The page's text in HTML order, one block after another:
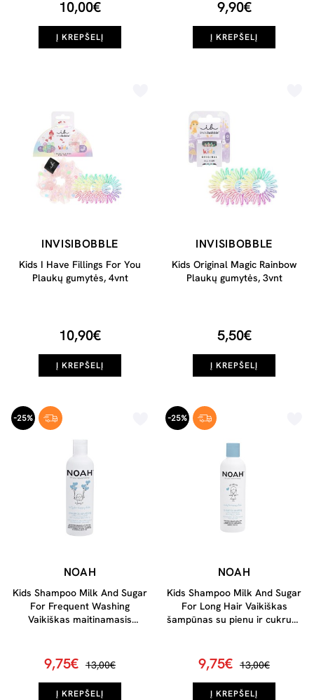
10,00€
Į KREPŠELĮ
9,90€
Į KREPŠELĮ
INVISIBOBBLE
Kids I Have Fillings For You
Plaukų gumytės, 4vnt
10,90€
Į KREPŠELĮ
INVISIBOBBLE
Kids Original Magic Rainbow
Plaukų gumytės, 3vnt
5,50€
Į KREPŠELĮ
-25%
NOAH
Kids Shampoo Milk And Sugar
For Frequent Washing
Vaikiškas maitinamasis
9,75€ 13,00€
Į KREPŠELĮ
-25%
NOAH
Kids Shampoo Milk And Sugar
For Long Hair Vaikiškas
šampūnas su pienu ir cukrumi
9,75€ 13,00€
Į KREPŠELĮ